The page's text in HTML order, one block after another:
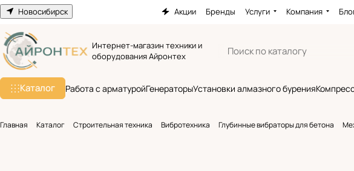
Новосибирск Акции Бренды Услуги Компания
Интернет-магазин техники и
оборудования Айронтех
Каталог Работа с арматуройГенераторыУстановки алмазного бурения
Главная Каталог Строительная техника Вибротехника Глубинные вибраторы для бетона